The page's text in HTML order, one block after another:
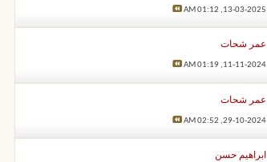
13-03-2025,
01:12 AM
عمر شحات
11-11-2024,
01:19 AM
عمر شحات
29-10-2024,
02:52 AM
ابراهيم حسن